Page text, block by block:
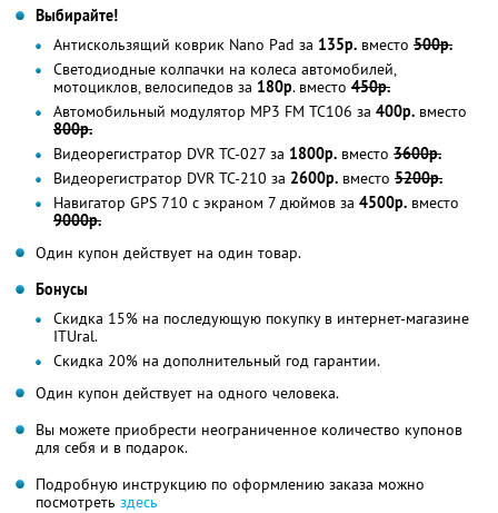
Выбирайте!
Антискользящий коврик Nano Pad за 135р. вместо 500р.
Светодиодные колпачки на колеса автомобилей,
мотоциклов, велосипедов за 180р. вместо 450р.
Автомобильный модулятор МР3 FM TC106 за 400р. вместо
800р.
Видеорегистратор DVR ТС-027 за 1800р. вместо 3600р.
Видеорегистратор DVR ТС-210 за 2600р. вместо 5200р.
Навигатор GPS 710 с экраном 7 дюймов за 4500р. вместо
9000р.
Один купон действует на один товар.
Бонусы
Скидка 15% на последующую покупку в интернет-магазине
ITUral.
Скидка 20% на дополнительный год гарантии.
Один купон действует на одного человека.
Вы можете приобрести неограниченное количество купонов
для себя и в подарок.
Подробную инструкцию по оформлению заказа можно
посмотреть здесь